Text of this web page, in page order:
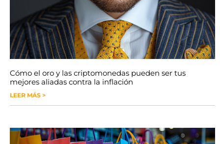
Cómo el oro y las criptomonedas pueden ser tus
mejores aliadas contra la inflación
LEER MÁS >